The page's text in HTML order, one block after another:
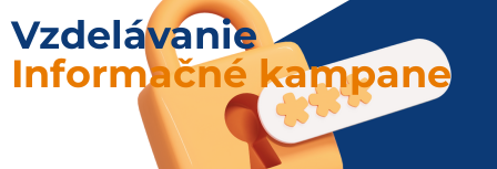
Vzdelávanie
Informačné kampane